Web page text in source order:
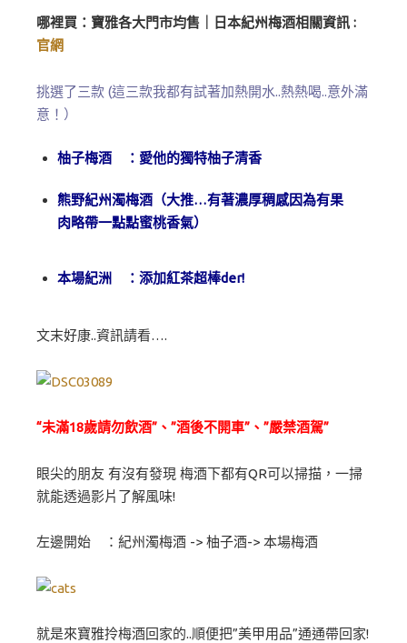
哪裡買：寶雅各大門市均售｜日本紀州梅酒相關資訊 :
官網
挑選了三款 (這三款我都有試著加熱開水..熱熱喝..意外滿
意！）
柚子梅酒 ：愛他的獨特柚子清香
熊野紀州濁梅酒（大推…有著濃厚稠感因為有果
肉略帶一點點蜜桃香氣）
本場紀洲 ：添加紅茶超棒der!
文末好康..資訊請看….
“未滿18歲請勿飲酒”、”酒後不開車”、”嚴禁酒駕”
眼尖的朋友 有沒有發現 梅酒下都有QR可以掃描，一掃
就能透過影片了解風味!
左邊開始 ：紀州濁梅酒 -> 柚子酒-> 本場梅酒
就是來寶雅拎梅酒回家的..順便把”美甲用品”通通帶回家!